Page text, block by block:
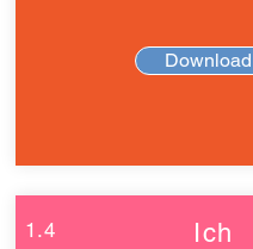
Download
1.4 Ich